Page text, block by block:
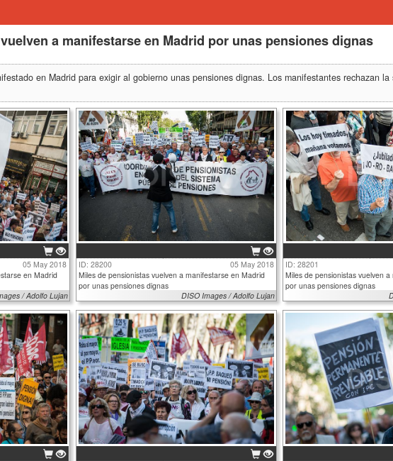
a manifestarse en Madrid por unas pensiones dignas
en Madrid para exigir al gobierno unas pensiones dignas. Los manifestantes rechazan
05 May 2018
en Madrid
/ Adolfo Lujan
ID: 28200
05 May 2018
Miles de pensionistas vuelven a manifestarse en Madrid
por unas pensiones dignas
DISO Images / Adolfo Lujan
ID: 28201
Miles de pensionistas vuelven
por unas pensiones dignas